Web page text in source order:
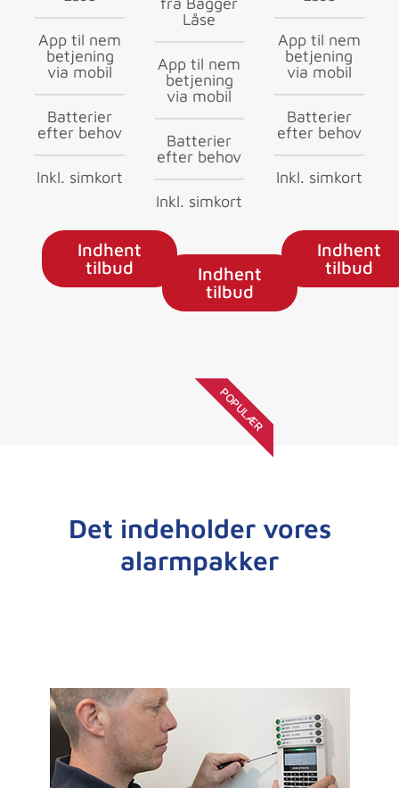
App til nem
betjening
via mobil
Batterier
efter behov
Inkl. simkort
Indhent
tilbud
Låse
App til nem
betjening
via mobil
Batterier
efter behov
Inkl. simkort
Indhent
tilbud
POPULÆR
App til nem
betjening
via mobil
Batterier
efter behov
Inkl. simkort
Indhent
tilbud
Det indeholder vores
alarmpakker